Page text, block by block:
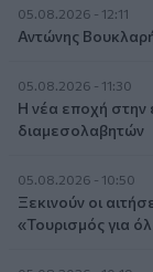
05.08.2026 - 12:11
Αντώνης
05.08.2026 - 11:30
Η νέα εποχή στην
διαμεσολαβητών
05.08.2026 - 10:50
Ξεκινούν οι
«Τουρισμός για